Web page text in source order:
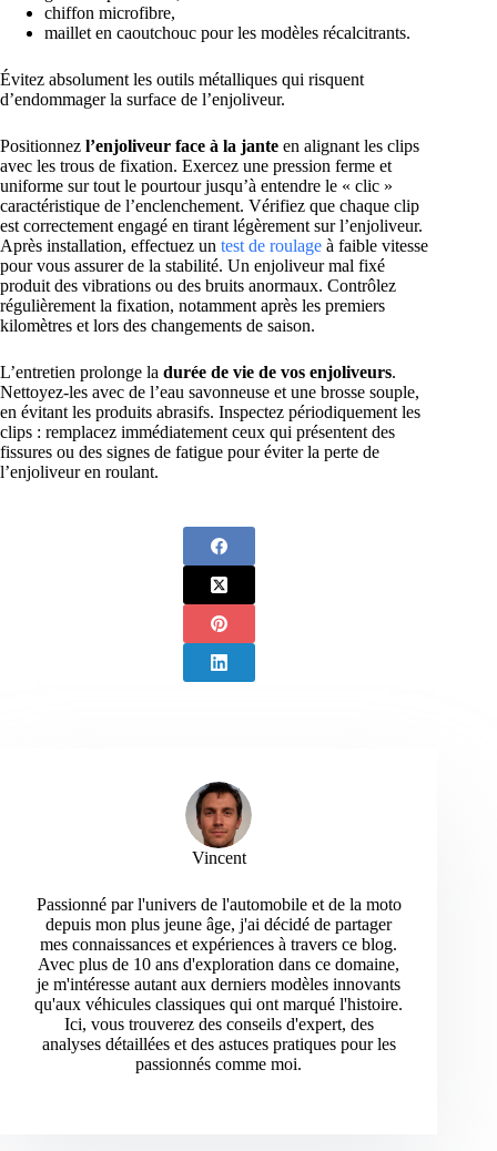
chiffon microfibre,
maillet en caoutchouc pour les modèles récalcitrants.
Évitez absolument les outils métalliques qui risquent
d’endommager la surface de l’enjoliveur.
Positionnez l’enjoliveur face à la jante en alignant les clips
avec les trous de fixation. Exercez une pression ferme et
uniforme sur tout le pourtour jusqu’à entendre le « clic »
caractéristique de l’enclenchement. Vérifiez que chaque clip
est correctement engagé en tirant légèrement sur l’enjoliveur.
Après installation, effectuez un test de roulage à faible vitesse
pour vous assurer de la stabilité. Un enjoliveur mal fixé
produit des vibrations ou des bruits anormaux. Contrôlez
régulièrement la fixation, notamment après les premiers
kilomètres et lors des changements de saison.
L’entretien prolonge la durée de vie de vos enjoliveurs.
Nettoyez-les avec de l’eau savonneuse et une brosse souple,
en évitant les produits abrasifs. Inspectez périodiquement les
clips : remplacez immédiatement ceux qui présentent des
fissures ou des signes de fatigue pour éviter la perte de
l’enjoliveur en roulant.
Vincent
Passionné par l'univers de l'automobile et de la moto
depuis mon plus jeune âge, j'ai décidé de partager
mes connaissances et expériences à travers ce blog.
Avec plus de 10 ans d'exploration dans ce domaine,
je m'intéresse autant aux derniers modèles innovants
qu'aux véhicules classiques qui ont marqué l'histoire.
Ici, vous trouverez des conseils d'expert, des
analyses détaillées et des astuces pratiques pour les
passionnés comme moi.